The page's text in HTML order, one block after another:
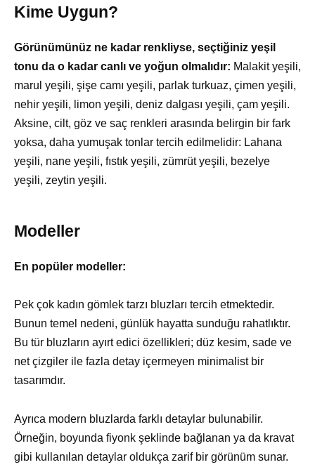
Kime Uygun?
Görünümünüz ne kadar renkliyse, seçtiğiniz yeşil
tonu da o kadar canlı ve yoğun olmalıdır: Malakit yeşili,
marul yeşili, şişe camı yeşili, parlak turkuaz, çimen yeşili,
nehir yeşili, limon yeşili, deniz dalgası yeşili, çam yeşili.
Aksine, cilt, göz ve saç renkleri arasında belirgin bir fark
yoksa, daha yumuşak tonlar tercih edilmelidir: Lahana
yeşili, nane yeşili, fıstık yeşili, zümrüt yeşili, bezelye
yeşili, zeytin yeşili.
Modeller
En popüler modeller:
Pek çok kadın gömlek tarzı bluzları tercih etmektedir.
Bunun temel nedeni, günlük hayatta sunduğu rahatlıktır.
Bu tür bluzların ayırt edici özellikleri; düz kesim, sade ve
net çizgiler ile fazla detay içermeyen minimalist bir
tasarımdır.
Ayrıca modern bluzlarda farklı detaylar bulunabilir.
Örneğin, boyunda fiyonk şeklinde bağlanan ya da kravat
gibi kullanılan detaylar oldukça zarif bir görünüm sunar.